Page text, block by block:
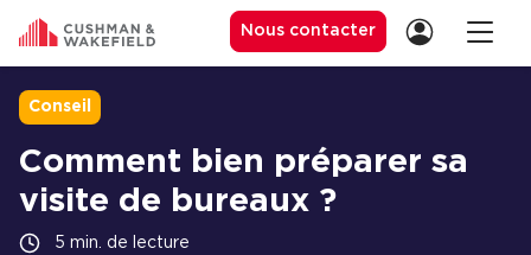
Nous contacter
Conseil
Comment bien préparer sa
visite de bureaux ?
5 min. de lecture